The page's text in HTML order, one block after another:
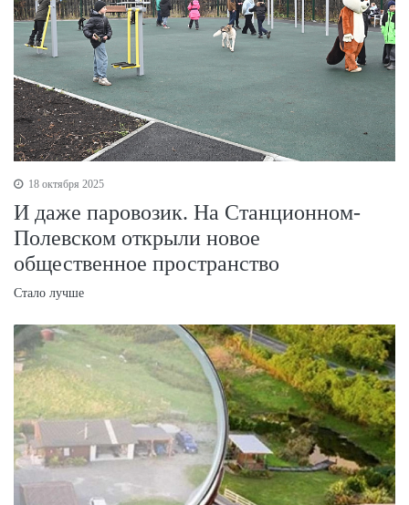
18 октября 2025
И даже паровозик. На Станционном-
Полевском открыли новое
общественное пространство
Стало лучше